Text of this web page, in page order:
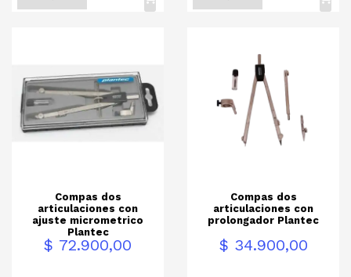
Compas dos
articulaciones con
ajuste micrometrico
Plantec
Precio$ 72.900,00
Compas dos
articulaciones con
prolongador Plantec
Precio$ 34.900,00